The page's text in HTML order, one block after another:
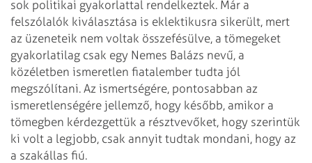
sok politikai gyakorlattal rendelkeztek. Már a
felszólalók kiválasztása is eklektikusra sikerült, mert
az üzeneteik nem voltak összefésülve, a tömegeket
gyakorlatilag csak egy Nemes Balázs nevű, a
közéletben ismeretlen fiatalember tudta jól
megszólítani. Az ismertségére, pontosabban az
ismeretlenségére jellemző, hogy később, amikor a
tömegben kérdezgettük a résztvevőket, hogy szerintük
ki volt a legjobb, csak annyit tudtak mondani, hogy az
a szakállas fiú.